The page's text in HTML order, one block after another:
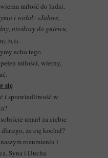
miłość do ludzi.
i wołał: «Jahwe,
nieskory do gniewu,
34,6).
echo tego
miłości, wierny,
się
i sprawiedliwość w
umarł za ciebie
że cię kochał?
rozumieniu i
Syna i Ducha